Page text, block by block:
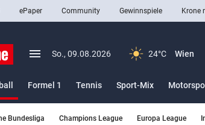
closeSchließen
ePaper Community Gewinnspiele Krone
menu Menü aufklappen
So., 09.08.2026 24°C Wien
Formel 1
Tennis Sport-Mix
Bundesliga Champions League Europa League